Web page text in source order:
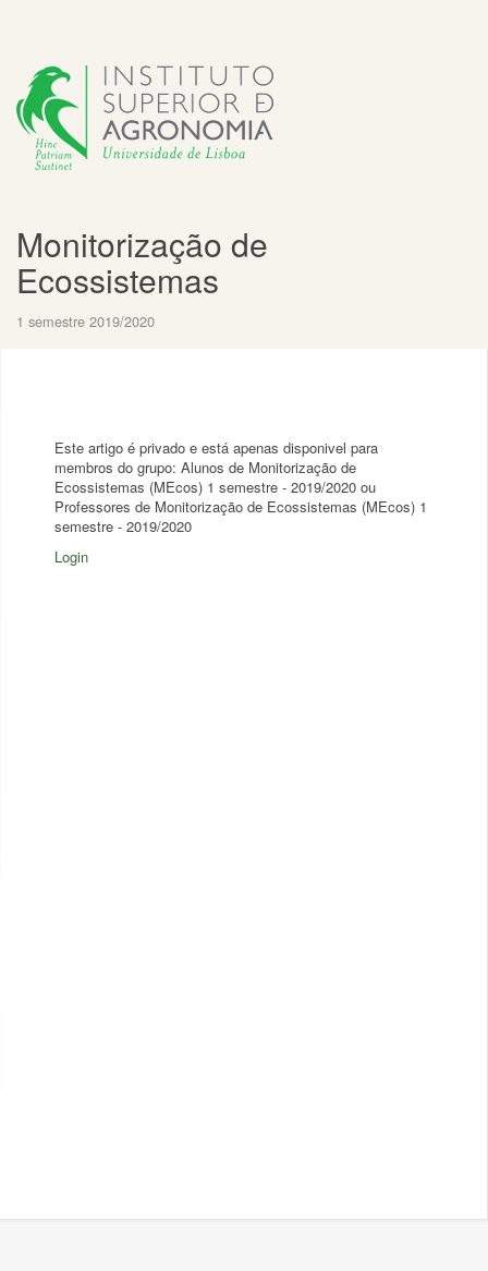
Monitorização de
Ecossistemas
1 semestre 2019/2020
Este artigo é privado e está apenas disponivel para
membros do grupo: Alunos de Monitorização de
Ecossistemas (MEcos) 1 semestre - 2019/2020 ou
Professores de Monitorização de Ecossistemas (MEcos) 1
semestre - 2019/2020
Login